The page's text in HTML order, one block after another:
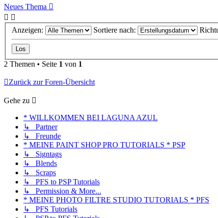
Neues Thema
Anzeigen: Sortiere nach:
2 Themen • Seite 1 von 1
Zurück zur Foren-Übersicht
Gehe zu
* WILLKOMMEN BEI LAGUNA AZUL
↳ Partner
↳ Freunde
* MEINE PAINT SHOP PRO TUTORIALS * PSP
↳ Signtags
↳ Blends
↳ Scraps
↳ PFS to PSP Tutorials
↳ Permission & More...
* MEINE PHOTO FILTRE STUDIO TUTORIALS * PFS
↳ PFS Tutorials